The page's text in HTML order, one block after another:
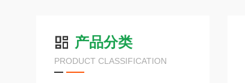
产品分类
PRODUCT CLASSIFICATION